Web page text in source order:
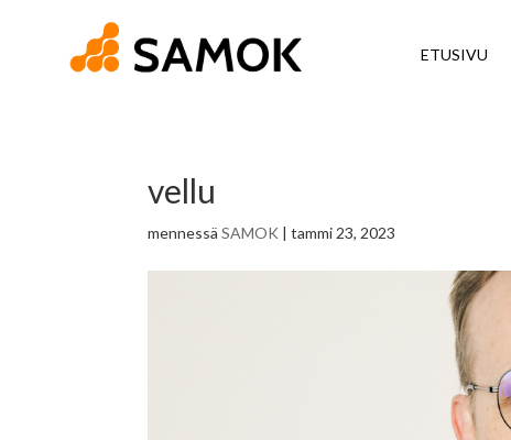
ETUSIVU
vellu
mennessäSAMOK |tammi 23, 2023